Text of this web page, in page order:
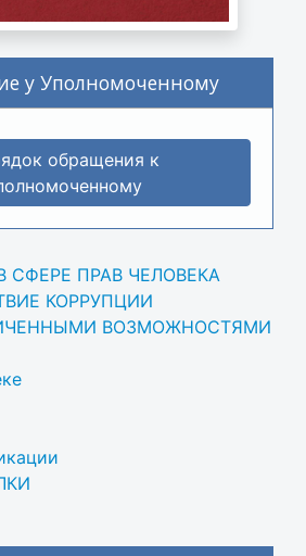
у Уполномоченному
обращения к
СФЕРЕ ПРАВ ЧЕЛОВЕКА
КОРРУПЦИИ
ВОЗМОЖНОСТЯМИ